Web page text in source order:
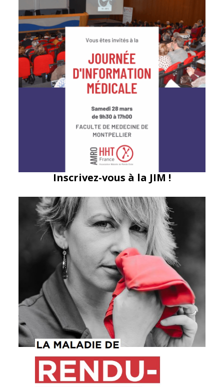
Inscrivez-vous à la JIM !